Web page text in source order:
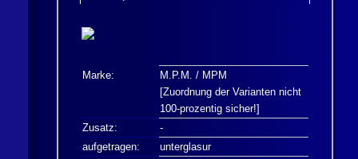
Marke:
M.P.M. / MPM
[Zuordnung der Varianten nicht
100-prozentig sicher!]
Zusatz:
-
aufgetragen:
unterglasur